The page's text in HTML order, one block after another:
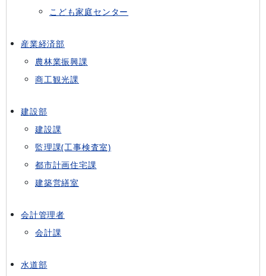
こども家庭センター
産業経済部
農林業振興課
商工観光課
建設部
建設課
監理課(工事検査室)
都市計画住宅課
建築営繕室
会計管理者
会計課
水道部